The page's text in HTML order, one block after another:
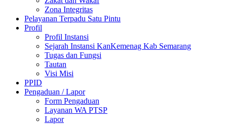
Zona Integritas
Pelayanan Terpadu Satu Pintu
Profil
Profil Instansi
Sejarah Instansi KanKemenag Kab Semarang
Tugas dan Fungsi
Tautan
Visi Misi
PPID
Pengaduan / Lapor
Form Pengaduan
Layanan WA PTSP
Lapor